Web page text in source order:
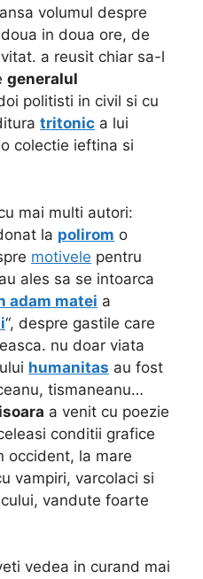
volumul despre
in doua ore, de
a reusit chiar sa-l
generalul
politisti in civil si cu
tritonic a lui
colectie ieftina si
mai multi autori:
la polirom o
motivele pentru
ales sa se intoarca
adam matei a
“, despre gastile care
nu doar viata
humanitas au fost
tismaneanu…
a venit cu poezie
conditii grafice
occident, la mare
vampiri, varcolaci si
vandute foarte
vedea in curand mai